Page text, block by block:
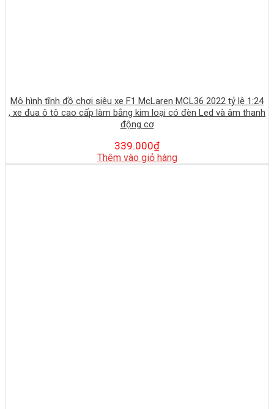
Mô hình tĩnh đồ chơi siêu xe F1 McLaren MCL36 2022 tỷ lệ 1:24
, xe đua ô tô cao cấp làm bằng kim loại có đèn Led và âm thanh
động cơ
339.000₫
Thêm vào giỏ hàng